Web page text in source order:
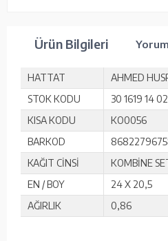
Ürün Bilgileri
HATTAT
AHMED
STOK KODU
30 1619 14
KISA KODU
KO0056
BARKOD
KAĞIT CİNSİ
KOMBİNE
EN / BOY
24 X 20,5
AĞIRLIK
0,86